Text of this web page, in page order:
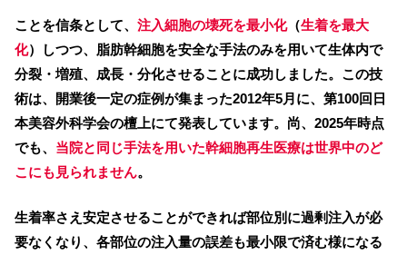
ことを信条として、 注入細胞の壊死を最小化（生着を最大
化）しつつ、脂肪幹細胞を安全な手法のみを用いて生体内で
分裂・増殖、成長・分化させることに成功しました。この技
術は、開業後一定の症例が集まった2012年5月に、第100回日
本美容外科学会の檀上にて発表しています。尚、2025年時点
でも、 当院と同じ手法を用いた幹細胞再生医療は世界中のど
こにも見られません。
生着率さえ安定させることができれば部位別に過剰注入が必
要なくなり、各部位の注入量の誤差も最小限で済む様になる